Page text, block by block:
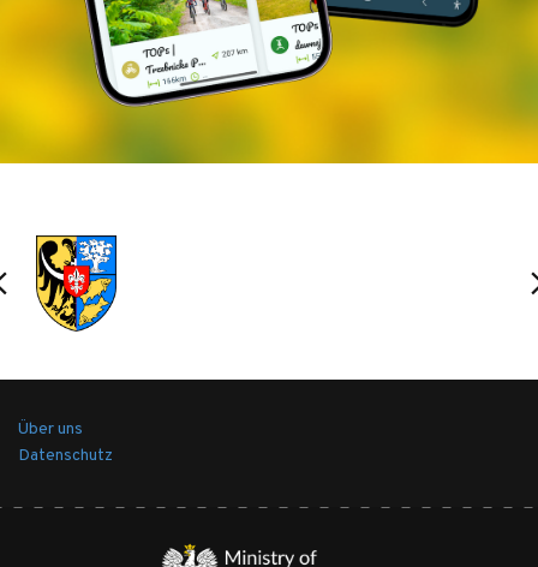
Landschaft der Krosnicer Teiche auf dem
Naturpfad und die historischen Gebäude des
Dorfes.
RADFAHRERFREUNDLICHE ORTE!
Nowy Zamek
saisonaler Veranstaltungen April - September, 1.
Schmalspurbahn
Über uns
Datenschutz